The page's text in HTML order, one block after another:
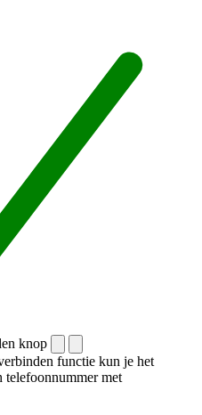
knop
functie kun je het
telefoonnummer met